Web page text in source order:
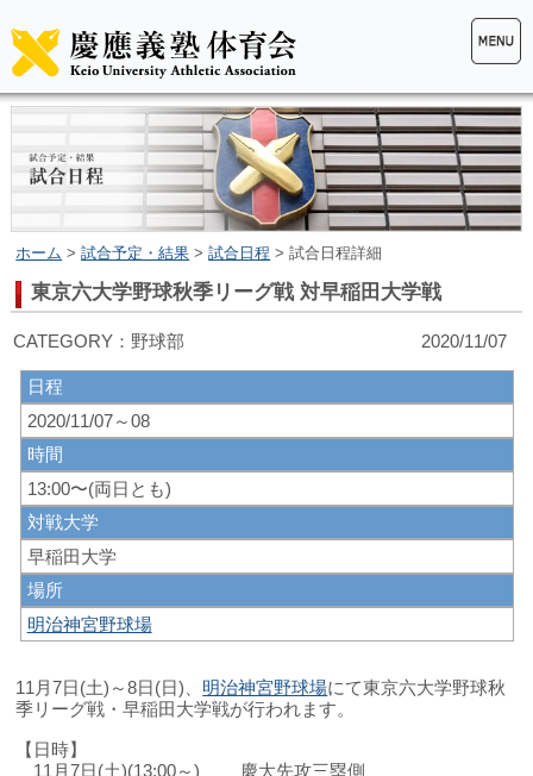
ホーム >試合予定・結果 >試合日程 > 試合日程詳細
東京六大学野球秋季リーグ戦 対早稲田大学戦
CATEGORY：野球部 2020/11/07
日程
2020/11/07～08
時間
13:00〜(両日とも)
対戦大学
早稲田大学
場所
明治神宮野球場
11 月7日(土) ～8日(日) 明治神宮野球場にて東京六大学野球秋
季リーグ戦・早稲田大学戦が行われます。
【日時】
11 月7日(土)(13:00～) 慶大先攻三塁側